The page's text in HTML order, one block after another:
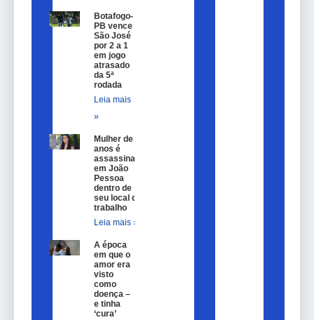
Botafogo-
PB vence
São José
por 2 a 1
em jogo
atrasado
da 5ª
rodada
Leia mais
»
Mulher de 25
anos é
assassinada
em João
Pessoa
dentro de
seu local de
trabalho
Leia mais »
A época
em que o
amor era
visto
como
doença –
e tinha
‘cura’